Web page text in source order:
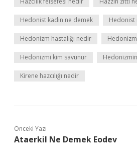
Hedonist kadın ne demek Hedonist
Hedonizm hastalığı nedir Hedonizm
Hedonizmi kim savunur
Kirene hazcılığı nedir
Önceki Yazı
Ataerkil Ne Demek Eodev